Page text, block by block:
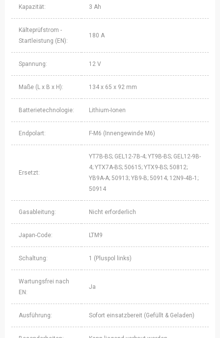
Kapazität: 3 Ah
Kälteprüfstrom -
Startleistung (EN):
180 A
Spannung: 12 V
Maße (L x B x H): 134 x 65 x 92 mm
Batterietechnologie: Lithium-Ionen
Endpolart: F-M6 (Innengewinde M6)
Ersetzt:
YT7B-BS; GEL12-7B-4; YT9B-BS; GEL12-9B-
4; YTX7A-BS; 50615; YTX9-BS; 50812;
YB9A-A; 50913; YB9-B; 50914; 12N9-4B-1;
50914
Gasableitung: Nicht erforderlich
Japan-Code: LTM9
Schaltung: 1 (Pluspol links)
Wartungsfrei nach
EN:
Ja
Ausführung: Sofort einsatzbereit (Gefüllt & Geladen)